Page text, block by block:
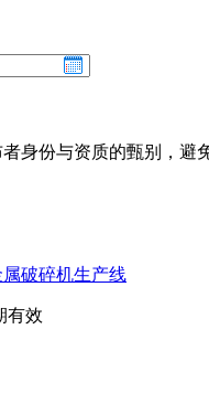
身份与资质的甄别，避
破碎机生产线
有效